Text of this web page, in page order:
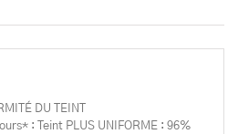
DU TEINT
: Teint PLUS UNIFORME : 96%